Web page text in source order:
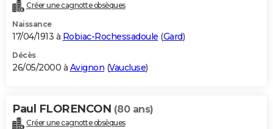
Créer une cagnotte obsèques
Naissance
17/04/1913 à Robiac-Rochessadoule (Gard)
Décès
26/05/2000 à Avignon (Vaucluse)
Paul FLORENCON (80 ans)
Créer une cagnotte obsèques